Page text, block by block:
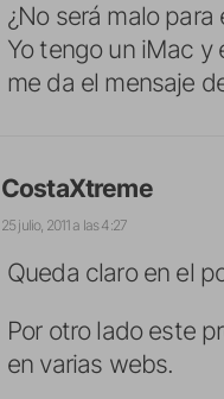
¿No será malo para
Yo tengo un iMac y
me da el mensaje
CostaXtreme
25 julio, 2011 a las 4:27
Queda claro en el
Por otro lado este
en varias webs.